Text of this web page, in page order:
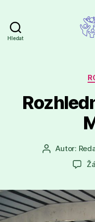
Hledat
Autor
příspěvku
Autor: